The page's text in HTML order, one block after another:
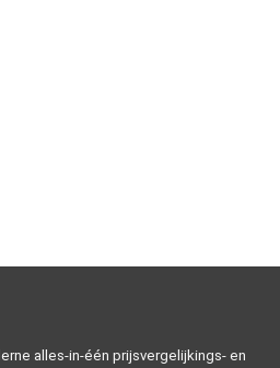
alles-in-één prijsvergelijkings- en